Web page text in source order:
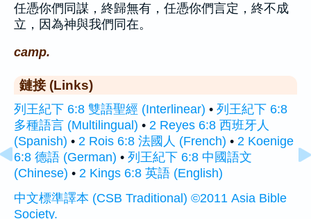
任憑你們同謀，終歸無有，任憑你們言定，終不成
立，因為神與我們同在。
camp.
鏈接 (Links)
列王紀下 6:8 雙語聖經 (Interlinear) • 列王紀下 6:8
多種語言 (Multilingual) • 2 Reyes 6:8 西班牙人
(Spanish) • 2 Rois 6:8 法國人 (French) • 2 Koenige
6:8 德語 (German) • 列王紀下 6:8 中國語文
(Chinese) • 2 Kings 6:8 英語 (English)
中文標準譯本 (CSB Traditional) ©2011 Asia Bible
Society.